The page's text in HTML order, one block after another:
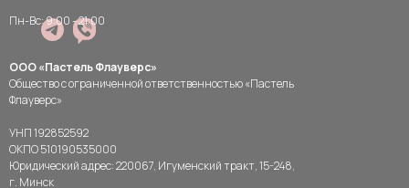
ООО «Пастель Флауверс»
Общество с ограниченной ответственностью «Пастель
Флауверс»
УНП 192852592
ОКПО 510190535000
Юридический адрес: 220067, Игуменский тракт, 15-248,
г. Минск
Пн-Вс: 9:00 - 21:00